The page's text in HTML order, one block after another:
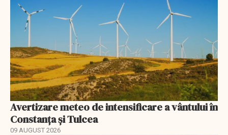
Avertizare meteo de intensificare a vântului în
Constanța și Tulcea
09 AUGUST 2026